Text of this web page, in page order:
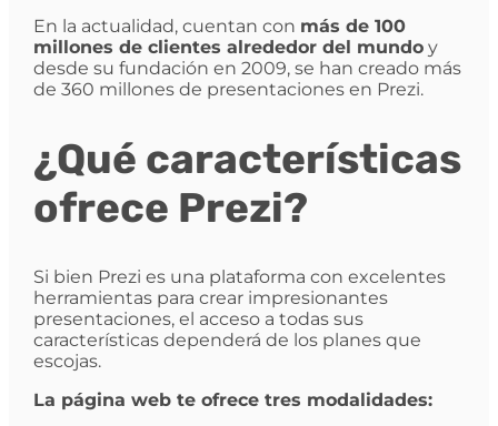
En la actualidad, cuentan con más de 100
millones de clientes alrededor del mundoy
desde su fundación en 2009, se han creado más
de 360 millones de presentaciones en Prezi.
¿Qué características
ofrece Prezi?
Si bien Prezi es una plataforma con excelentes
herramientas para crear impresionantes
presentaciones, el acceso a todas sus
características dependerá de los planes que
escojas.
La página web te ofrece tres modalidades: